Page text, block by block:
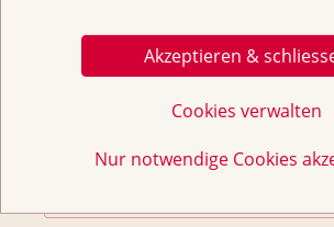
Akzeptieren &
Cookies verwalten
Nur notwendige Cookies
Home